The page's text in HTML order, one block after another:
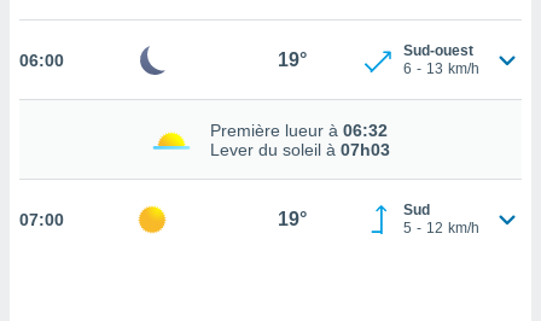
à vous
06:00 19°
Sud-ouest
6 - 13 km/h
Première lueur à 06:32
Lever du soleil à 07h03
07:00 19°
Sud
5 - 12 km/h